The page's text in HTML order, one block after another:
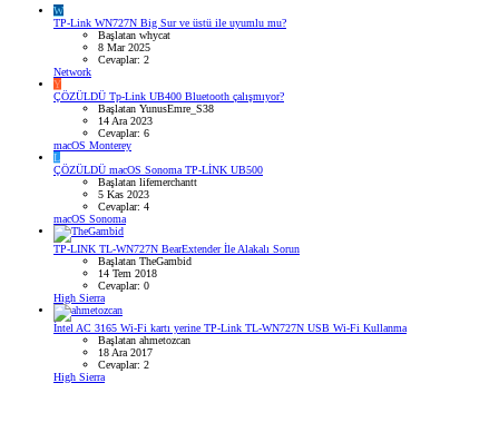
W
TP-Link WN727N Big Sur ve üstü ile uyumlu mu?
Başlatan whycat
8 Mar 2025
Cevaplar: 2
Network
Y
ÇÖZÜLDÜ Tp-Link UB400 Bluetooth çalışmıyor?
Başlatan YunusEmre_S38
14 Ara 2023
Cevaplar: 6
macOS Monterey
L
ÇÖZÜLDÜ macOS Sonoma TP-LİNK UB500
Başlatan lifemerchantt
5 Kas 2023
Cevaplar: 4
macOS Sonoma
TP-LINK TL-WN727N BearExtender İle Alakalı Sorun
Başlatan TheGambid
14 Tem 2018
Cevaplar: 0
High Sierra
İntel AC 3165 Wi-Fi kartı yerine TP-Link TL-WN727N USB Wi-Fi Kullanma
Başlatan ahmetozcan
18 Ara 2017
Cevaplar: 2
High Sierra